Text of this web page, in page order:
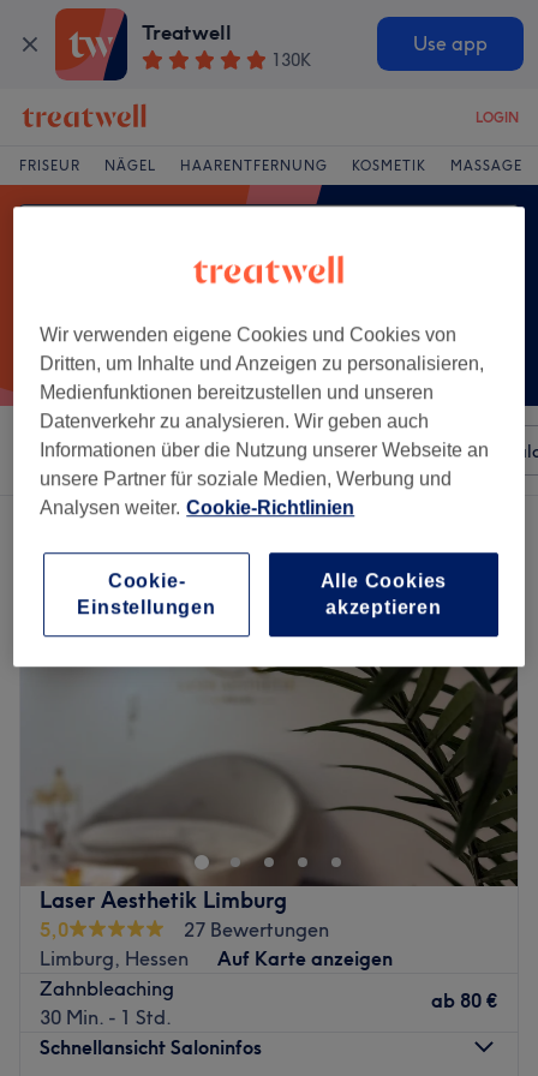
Treatwell
130K
Use app
LOGIN
FRISEUR NÄGEL HAARENTFERNUNG KOSMETIK MASSAGE
Sortieren nach Beliebiger Preis Besonderheiten
Ein Salon, der anbietet:
Laser Aesthetik Limburg
5,0
27 Bewertungen
Limburg, Hessen
Auf Karte anzeigen
Zahnbleaching
30 Min. - 1 Std.
ab 80 €
Schnellansicht Saloninfos
Wir verwenden eigene Cookies und Cookies von
Dritten, um Inhalte und Anzeigen zu personalisieren,
Medienfunktionen bereitzustellen und unseren
Datenverkehr zu analysieren. Wir geben auch
Informationen über die Nutzung unserer Webseite an
unsere Partner für soziale Medien, Werbung und
Analysen weiter. Cookie-Richtlinien
Cookie-
Einstellungen
Alle Cookies
akzeptieren